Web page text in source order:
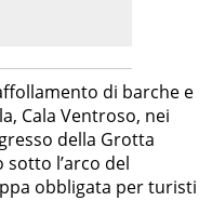
di barche e
Cala Ventroso, nei
della Grotta
sotto l’arco del
obbligata per turisti